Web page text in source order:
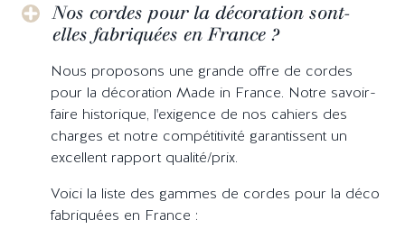
Nos cordes pour la décoration sont-
elles fabriquées en France ?
Nous proposons une grande offre de cordes
pour la décoration Made in France. Notre savoir-
faire historique, l'exigence de nos cahiers des
charges et notre compétitivité garantissent un
excellent rapport qualité/prix.
Voici la liste des gammes de cordes pour la déco
fabriquées en France :